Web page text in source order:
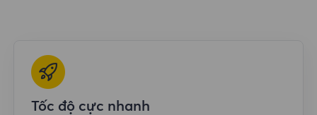
Tốc độ cực nhanh